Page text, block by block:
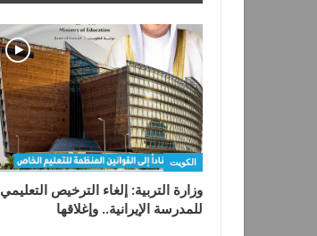
الكويت
وزارة التربية: إلغاء الترخيص التعليمي
للمدرسة الإيرانية.. وإغلاقها